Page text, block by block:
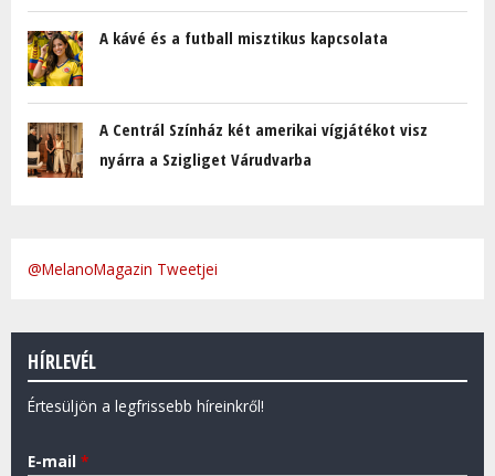
A kávé és a futball misztikus kapcsolata
A Centrál Színház két amerikai vígjátékot visz
nyárra a Szigliget Várudvarba
@MelanoMagazin Tweetjei
HÍRLEVÉL
Értesüljön a legfrissebb híreinkről!
E-mail *